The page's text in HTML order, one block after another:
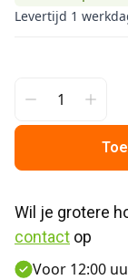
Levertijd 1
contact op
Voor 12:00